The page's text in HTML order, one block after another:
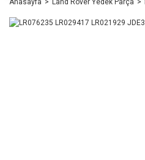
Anasayfa Land Rover Yedek Parça